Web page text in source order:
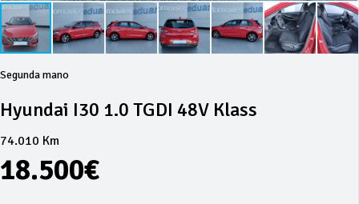
Segunda mano
Hyundai I30 1.0 TGDI 48V Klass
74.010 Km
18.500€